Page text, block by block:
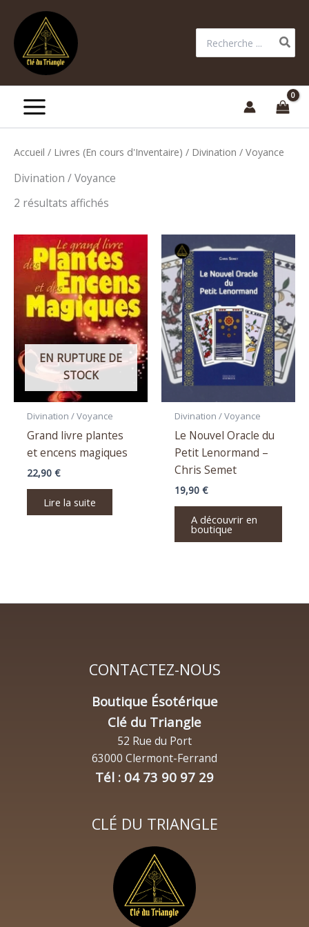
contenu
Accueil / Livres (En cours d'Inventaire) / Divination / Voyance
Divination / Voyance
2 résultats affichés
EN RUPTURE DE
STOCK
Divination / Voyance
Grand livre plantes
et encens magiques
22,90 €
Lire la suite
Divination / Voyance
Le Nouvel Oracle du
Petit Lenormand –
Chris Semet
19,90 €
A découvrir en
boutique
CONTACTEZ-NOUS
Boutique Ésotérique
Clé du Triangle
52 Rue du Port
63000 Clermont-Ferrand
Tél : 04 73 90 97 29
CLÉ DU TRIANGLE